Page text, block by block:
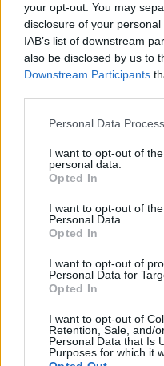
your opt-out. You may
disclosure of your
IAB’s list of downstream
also be disclosed by us to
Downstream Participants
Personal Data
I want to opt-out of
personal data.
Opted In
I want to opt-out of
Personal Data.
Opted In
I want to opt-out of
Personal Data for
Opted In
I want to opt-out of
Retention, Sale, and/
Personal Data that Is
Purposes for which it